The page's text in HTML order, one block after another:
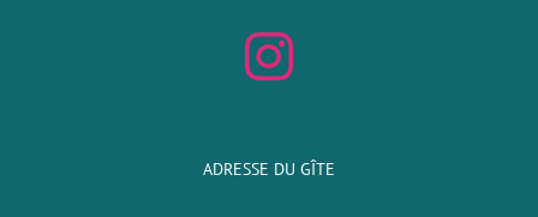
ADRESSE DU GÎTE